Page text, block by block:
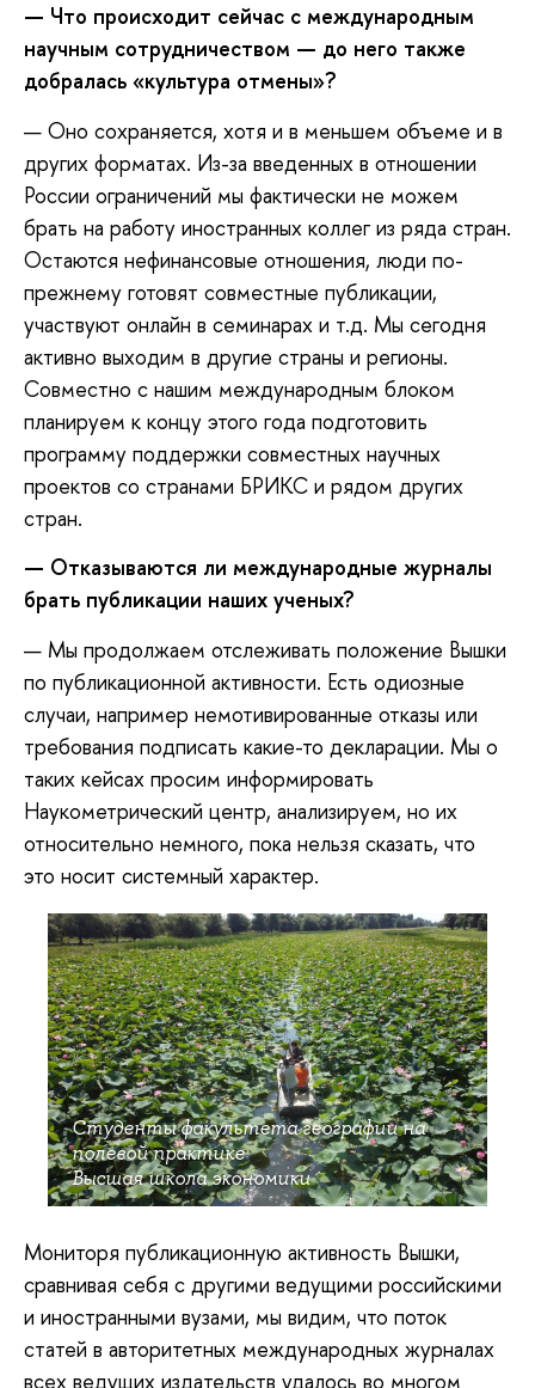
— Что происходит сейчас с международным
научным сотрудничеством — до него также
добралась «культура отмены»?
— Оно сохраняется, хотя и в меньшем объеме и в
других форматах. Из-за введенных в отношении
России ограничений мы фактически не можем
брать на работу иностранных коллег из ряда стран.
Остаются нефинансовые отношения, люди по-
прежнему готовят совместные публикации,
участвуют онлайн в семинарах и т.д. Мы сегодня
активно выходим в другие страны и регионы.
Совместно с нашим международным блоком
планируем к концу этого года подготовить
программу поддержки совместных научных
проектов со странами БРИКС и рядом других
стран.
— Отказываются ли международные журналы
брать публикации наших ученых?
— Мы продолжаем отслеживать положение Вышки
по публикационной активности. Есть одиозные
случаи, например немотивированные отказы или
требования подписать какие-то декларации. Мы о
таких кейсах просим информировать
Наукометрический центр, анализируем, но их
относительно немного, пока нельзя сказать, что
это носит системный характер.
Студенты факультета географии на
полевой практике
Высшая школа экономики
Мониторя публикационную активность Вышки,
сравнивая себя с другими ведущими российскими
и иностранными вузами, мы видим, что поток
статей в авторитетных международных журналах
всех ведущих издательств удалось во многом